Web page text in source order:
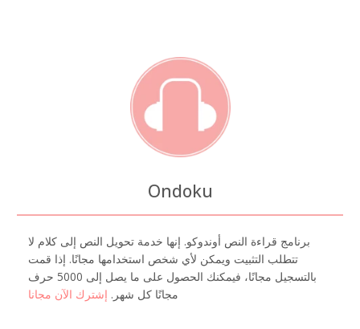
Ondoku
برنامج قراءة النص أوندوكو. إنها خدمة تحويل النص إلى كلام لا
تتطلب التثبيت ويمكن لأي شخص استخدامها مجانًا. إذا قمت
بالتسجيل مجانًا، فيمكنك الحصول على ما يصل إلى 5000 حرف
مجانًا كل شهر. إشترك الآن مجانا